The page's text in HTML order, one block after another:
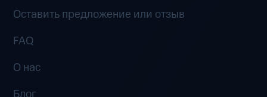
Оставить предложение или отзыв
FAQ
О нас